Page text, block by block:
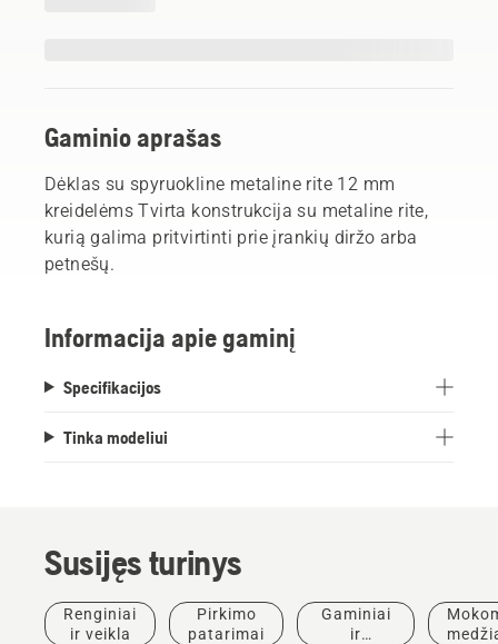
Gaminio aprašas
Dėklas su spyruokline metaline rite 12 mm
kreidelėms Tvirta konstrukcija su metaline rite,
kurią galima pritvirtinti prie įrankių diržo arba
petnešų.
Informacija apie gaminį
Specifikacijos
Tinka modeliui
Susijęs turinys
Renginiai
ir veikla
Pirkimo
patarimai
Gaminiai
ir